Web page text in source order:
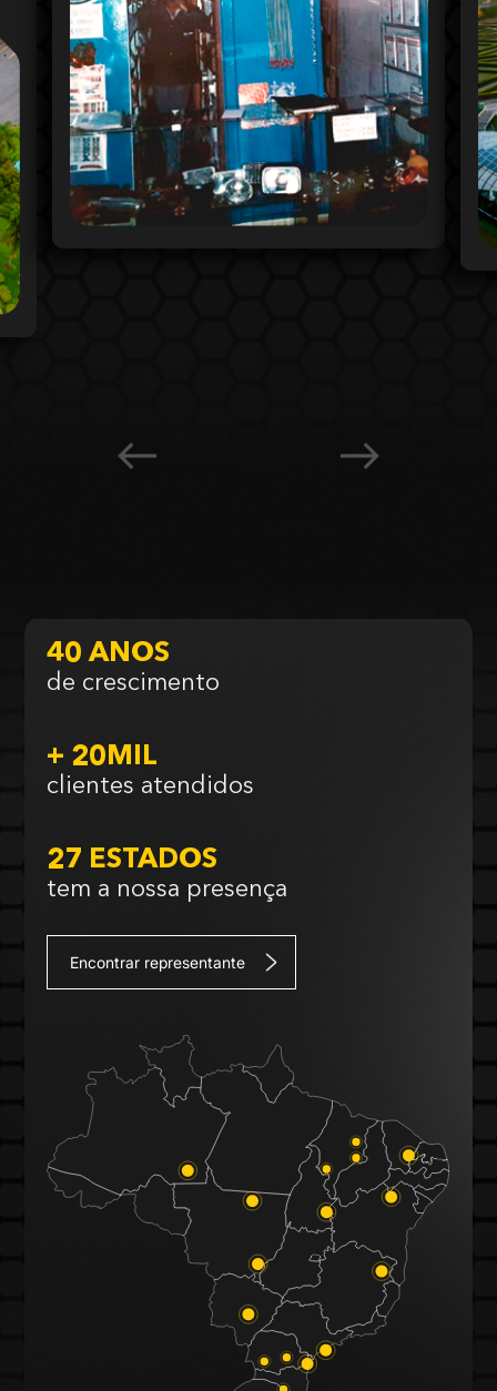
40 ANOS
de crescimento
+ 20MIL
clientes atendidos
27 ESTADOS
tem a nossa presença
Encontrar representante